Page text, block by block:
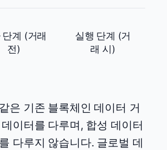
단계 (거래
전)
실행 단계 (거
래 시)
은 기존 블록체인 데이터 거
이터를 다루며, 합성 데이터
다루지 않습니다. 글로벌 데